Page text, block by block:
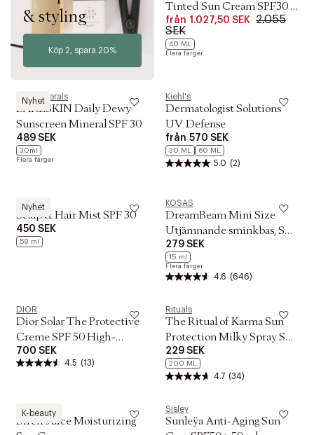
Tinted Sun Cream SPF30 -
Golden
från 1.027,50 SEK 2.055
SEK
40 ML
Flera färger
Nyhet
Bareminerals
BARESKIN Daily Dewy
Sunscreen Mineral SPF 30
489 SEK
30ml
Flera färger
Kiehl's
Dermatologist Solutions
UV Defense
från 570 SEK
30 ML 60 ML
5.0 (2)
Nyhet
Coola
Scalp & Hair Mist SPF 30
450 SEK
59 ml
KOSAS
DreamBeam Mini Size
Utjämnande sminkbas, SPF
30
279 SEK
15 ml
Flera färger
4.6 (646)
DIOR
Dior Solar The Protective
Creme SPF 50 High-
Protection Sunscreen for B
700 SEK
4.5 (13)
Rituals
The Ritual of Karma Sun
Protection Milky Spray SPF
30
229 SEK
200 ML
4.7 (34)
K-beauty
Round Lab
Birch Juice Moisturizing
Sisley
Sunleÿa Anti-Aging Sun
& styling
Köp 2, spara 20%